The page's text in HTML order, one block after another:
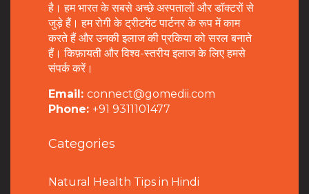
है। हम भारत के सबसे अच्छे अस्पतालों और डॉक्टरों से
जुड़े हैं। हम रोगी के ट्रीटमेंट पार्टनर के रूप में काम
करते हैं और उनकी इलाज की प्रकिया को सरल बनाते
हैं। किफ़ायती और विश्व-स्तरीय इलाज के लिए हमसे
संपर्क करें।
Email: connect@gomedii.com
Phone: +91 9311101477
Categories
Natural Health Tips in Hindi